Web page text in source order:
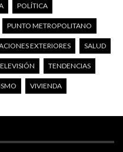
POLÍTICA
PUNTO METROPOLITANO
EXTERIORES SALUD
TENDENCIAS
VIVIENDA